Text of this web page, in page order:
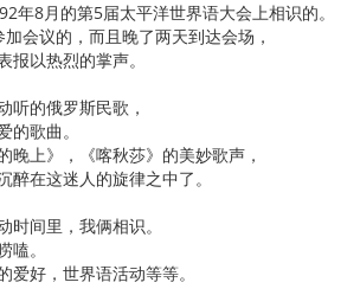
年8月的第5届太平洋世界语大会上相识的。
会议的，而且晚了两天到达会场，
报以热烈的掌声。
听的俄罗斯民歌，
的歌曲。
晚上》，《喀秋莎》的美妙歌声，
醉在这迷人的旋律之中了。
时间里，我俩相识。
嗑。
爱好，世界语活动等等。